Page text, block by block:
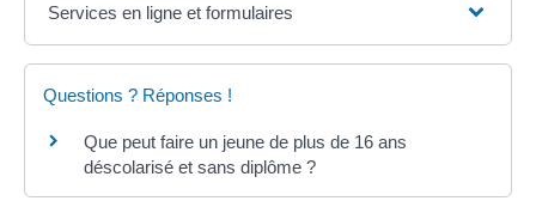
Services en ligne et formulaires
Questions ? Réponses !
Que peut faire un jeune de plus de 16 ans
déscolarisé et sans diplôme ?